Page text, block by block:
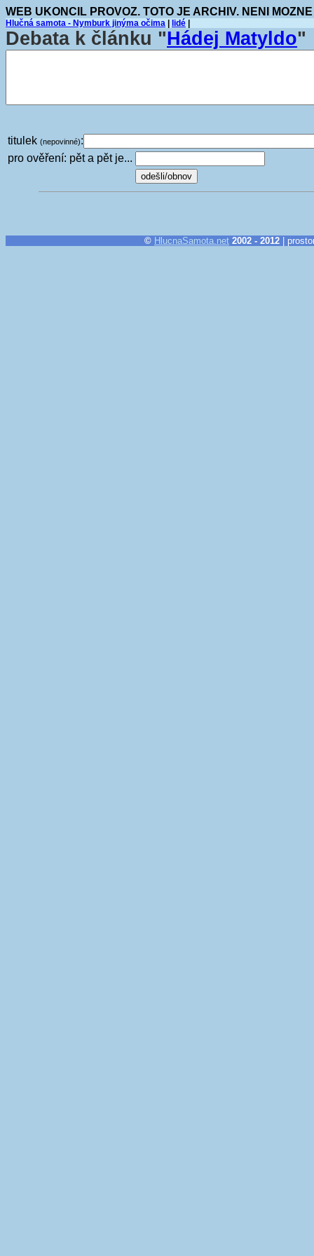
WEB UKONCIL PROVOZ. TOTO JE ARCHIV. NENI
Hlučná samota - Nymburk jinýma očima lidé
Debata k článku "Hádej Matyldo"
titulek (nepovinné):
pro ověření: pět a pět je...
© HlucnaSamota.net 2002 - 2012 |